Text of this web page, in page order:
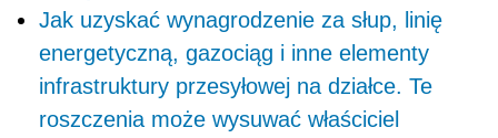
Jak uzyskać wynagrodzenie za słup, linię
energetyczną, gazociąg i inne elementy
infrastruktury przesyłowej na działce. Te
roszczenia może wysuwać właściciel